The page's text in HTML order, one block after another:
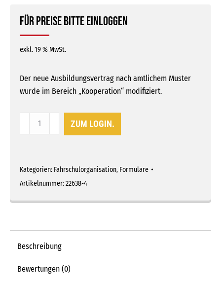
Für Preise bitte einloggen
exkl. 19 % MwSt.
Der neue Ausbildungsvertrag nach amtlichem Muster
wurde im Bereich „Kooperation“ modifiziert.
Ausbildungsvertrag
ZUM LOGIN.
Kategorien: Fahrschulorganisation, Formulare
Artikelnummer:22638-4
Beschreibung
Bewertungen (0)